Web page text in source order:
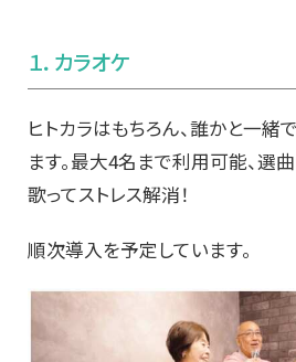
１．カラオケ
ヒトカラはもちろん、誰かと一緒
ます。最大4名まで利用可能、選
歌ってストレス解消！
順次導入を予定しています。